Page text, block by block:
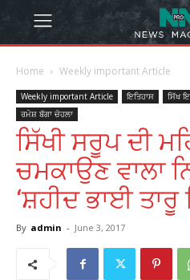
Home Weekly important Article
Weekly important Article ਇਤਿਹਾਸ ਸਿੱਖ
ਰਮੇਸ਼ ਬੱਗਾ ਚੋਹਲਾ
ਸਿੱਖੀ ਸਰੂਪ ਦੀ
ਚਮਕਾਉਣ ਵਾਲਾ
‘ਸ਼ਹੀਦ ਭਾਈ ਤਾਰੂ
By admin - June 3, 2017